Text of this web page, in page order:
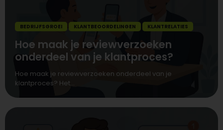
BEDRIJFSGROEI KLANTBEOORDELINGEN KLANTRELATIES
Hoe maak je reviewverzoeken
onderdeel van je klantproces?
Hoe maak je reviewverzoeken onderdeel van je
klantproces? Het...